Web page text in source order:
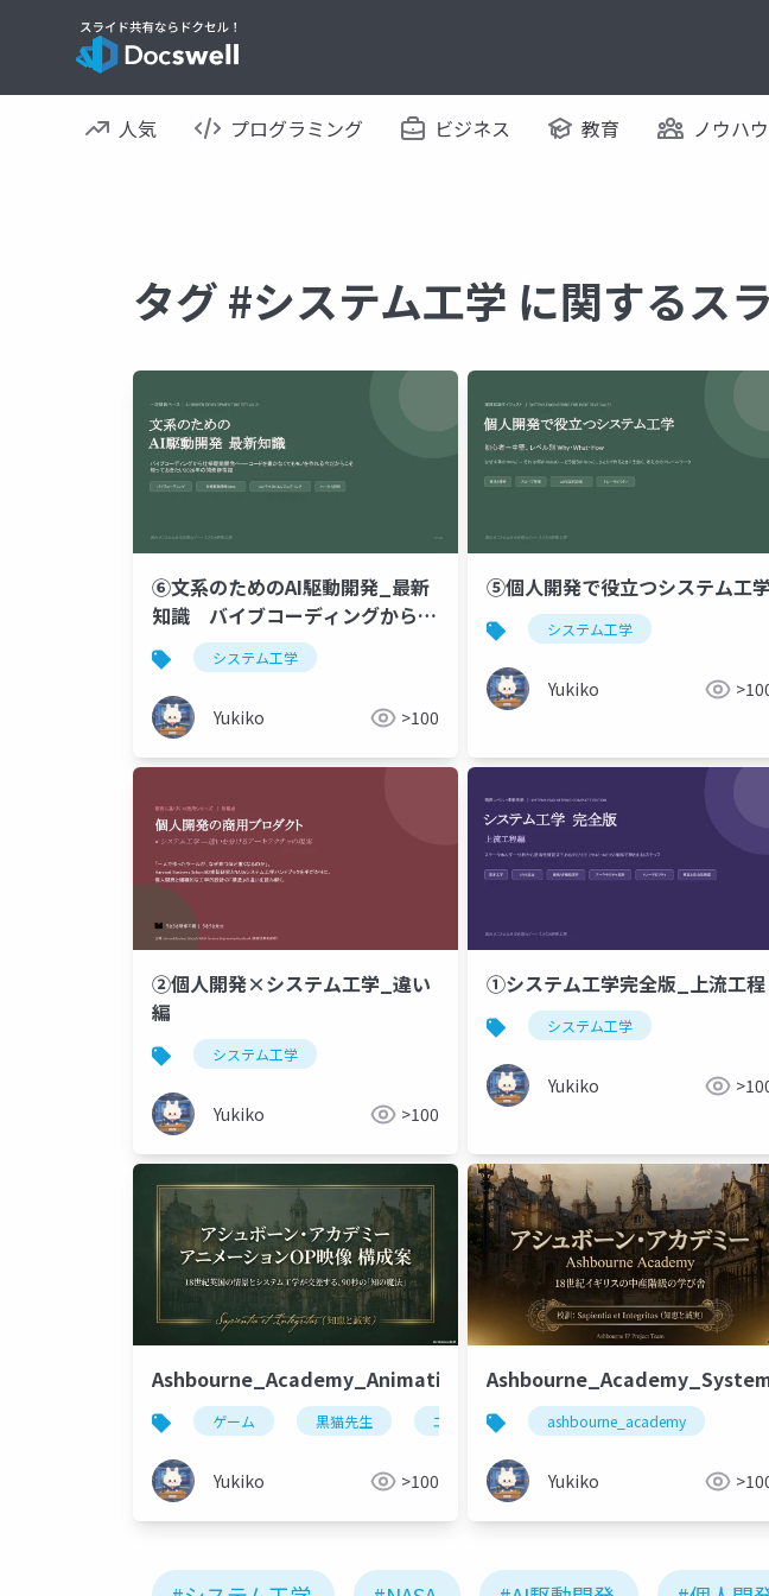
人気 プログラミング ビジネス 教育 ノウハウ
タグ #システム工学 に関するス
⑥文系のためのAI駆動開発_最新
知識 バイブコーディングから仕
様駆動開発へ ── コードを書か
なくてもモノを作れる今だからこ
そ 知っておきたい2026年の開発
新常識
システム工学
Yukiko >100
⑤個人開発で役立つシステム工
システム工学
Yukiko
②個人開発×システム工学_違い
編
システム工学
Yukiko >100
①システム工学完全版_上流工程
システム工学
Yukiko
Ashbourne_Academy_Animation_Proposal
ゲーム 黒猫先生 エリオット ashbourne_academy
Yukiko >100
ashbourne_academy
Yukiko